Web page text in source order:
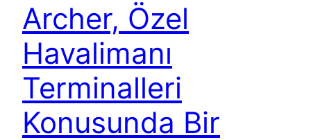
Archer, Özel
Havalimanı
Terminalleri
Konusunda Bir